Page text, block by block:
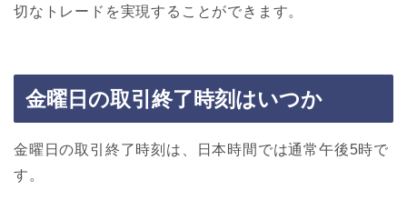
切なトレードを実現することができます。
金曜日の取引終了時刻はいつか
金曜日の取引終了時刻は、日本時間では通常午後5時で
す。